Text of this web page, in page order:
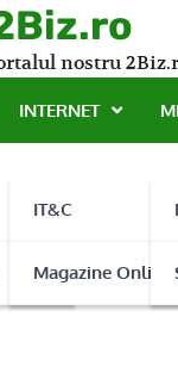
nostru
INTERNET
IT&C
Magazine Online